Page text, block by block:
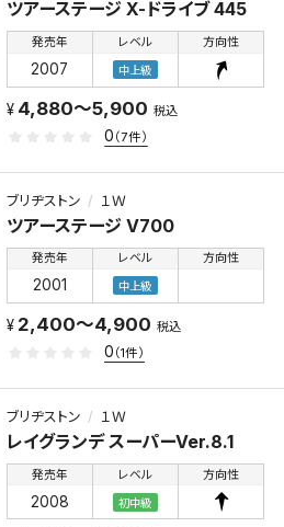
ツアーステージ X-ドライブ 445
発売年
2007
レベル
中上級
方向性
4,880～5,900 税込
0 （7件）
ブリヂストン １Ｗ
ツアーステージ V700
発売年
2001
レベル
中上級
方向性
2,400～4,900 税込
0 （1件）
ブリヂストン １Ｗ
レイグランデ スーパーVer.8.1
発売年
2008
レベル
初中級
方向性